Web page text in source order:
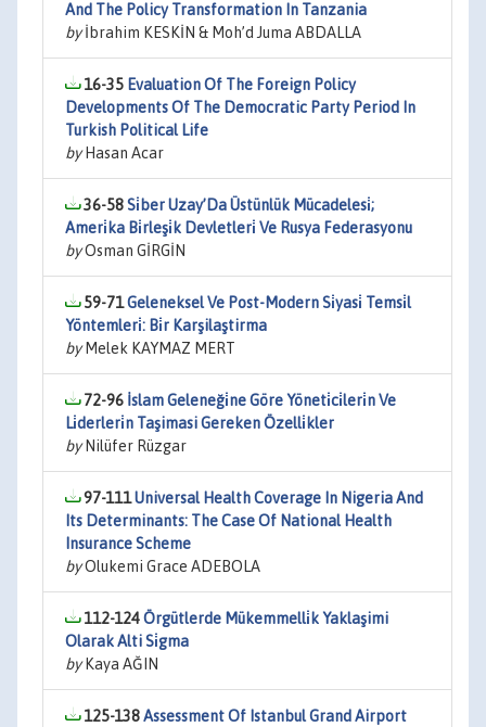
And The Policy Transformation In Tanzania
byİbrahim KESKİN & Moh’d Juma ABDALLA
16-35 Evaluation Of The Foreign Policy
Developments Of The Democratic Party Period In
Turkish Political Life
byHasan Acar
36-58Si̇ber Uzay’Da Üstünlük Mücadelesi̇;
Ameri̇ka Bi̇rleşi̇k Devletleri̇ Ve Rusya Federasyonu
byOsman GİRGİN
59-71Geleneksel Ve Post-Modern Si̇yasi̇ Temsi̇l
Yöntemleri̇: Bi̇r Karşilaştirma
byMelek KAYMAZ MERT
72-96 İslam Geleneği̇ne Göre Yöneti̇ci̇leri̇n Ve
Li̇derleri̇n Taşimasi Gereken Özelli̇kler
byNilüfer Rüzgar
97-111Universal Health Coverage In Nigeria And
Its Determinants: The Case Of National Health
Insurance Scheme
byOlukemi Grace ADEBOLA
112-124Örgütlerde Mükemmelli̇k Yaklaşimi
Olarak Alti Si̇gma
byKaya AĞIN
125-138Assessment Of Istanbul Grand Airport